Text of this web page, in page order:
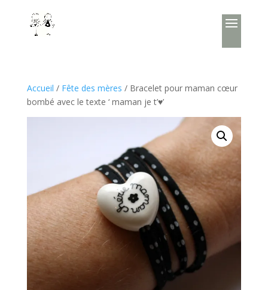
Accueil / Fête des mères / Bracelet pour maman cœur
bombé avec le texte ‘ maman je t’♥’